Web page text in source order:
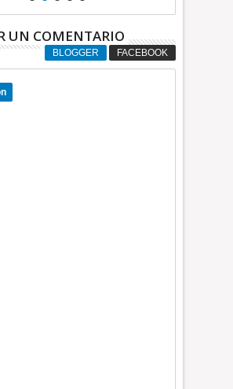
UN COMENTARIO
BLOGGER FACEBOOK